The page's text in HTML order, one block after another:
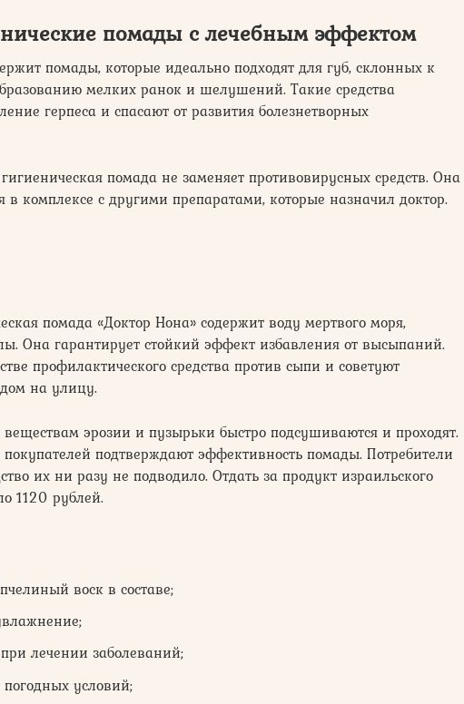
помады с лечебным эффектом
помады, которые идеально подходят для губ, склонных к
мелких ранок и шелушений. Такие средства
герпеса и спасают от развития болезнетворных
помада не заменяет противовирусных средств. Она
в комплексе с другими препаратами, которые назначил доктор.
помада «Доктор Нона» содержит воду мертвого моря,
Она гарантирует стойкий эффект избавления от высыпаний.
профилактического средства против сыпи и советуют
на улицу.
эрозии и пузырьки быстро подсушиваются и проходят.
подтверждают эффективность помады. Потребители
их ни разу не подводило. Отдать за продукт израильского
1120 рублей.
воск в составе;
лечении заболеваний;
условий;